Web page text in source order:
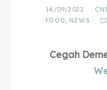
14/09/2022
FOOD, NEWS
Cegah